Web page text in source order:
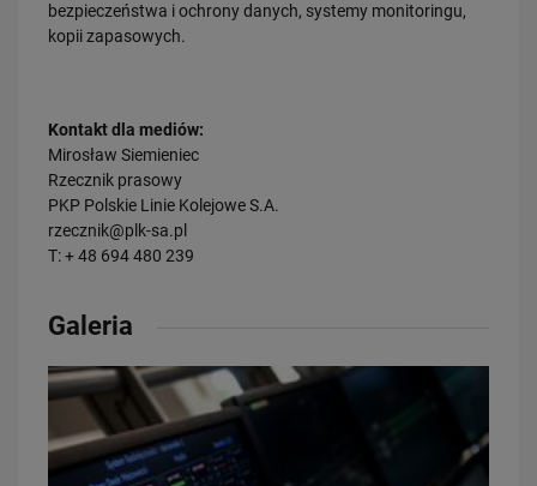
bezpieczeństwa i ochrony danych, systemy monitoringu,
kopii zapasowych.
Kontakt dla mediów:
Mirosław Siemieniec
Rzecznik prasowy
PKP Polskie Linie Kolejowe S.A.
rzecznik@plk-sa.pl
T: + 48 694 480 239
Galeria